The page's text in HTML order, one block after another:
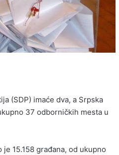
(SDP) imaće dva, a Srpska
37 odborničkih mesta u
15.158 građana, od ukupno